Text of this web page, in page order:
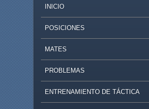
SKIP TO PRIMARY CONTENT
SKIP TO SECONDARY CONTENT
INICIO
POSICIONES
MATES
PROBLEMAS
ENTRENAMIENTO DE TÁCTICA